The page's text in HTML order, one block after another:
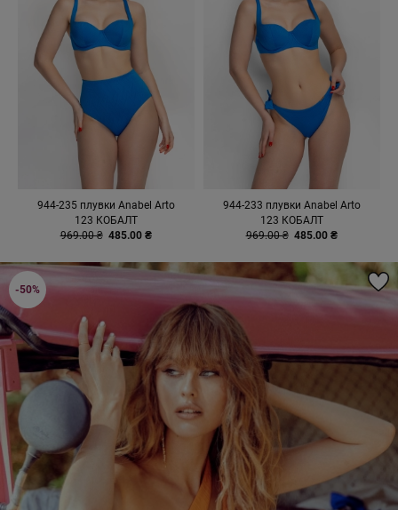
944-235 плувки Anabel Arto
123 КОБАЛТ
969.00 ₴ 485.00 ₴
944-233 плувки Anabel Arto
123 КОБАЛТ
969.00 ₴ 485.00 ₴
-50%